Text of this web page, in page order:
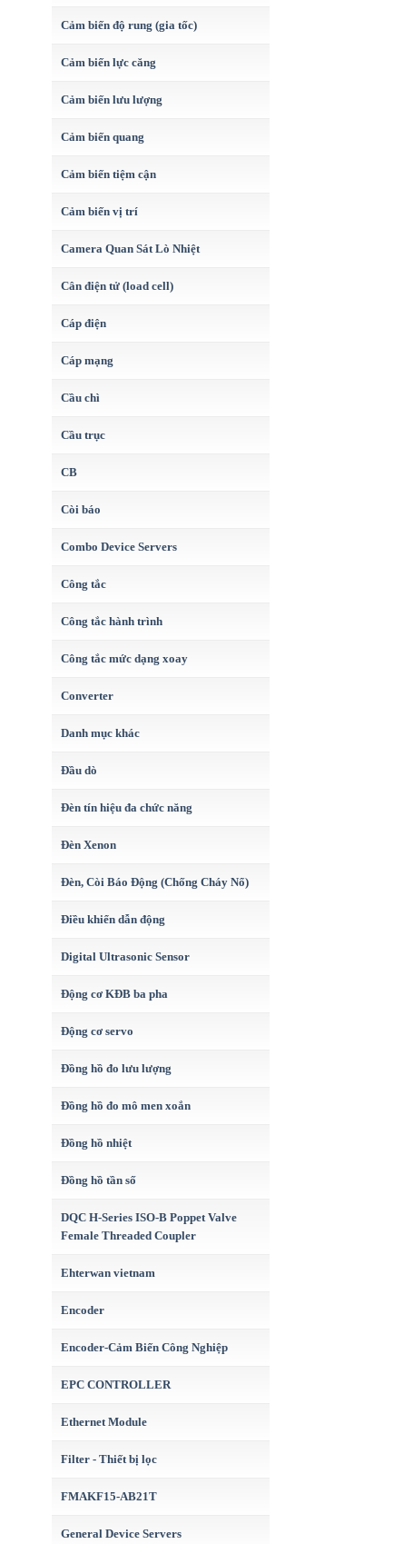
Cảm biến độ rung (gia tốc)
Cảm biến lực căng
Cảm biến lưu lượng
Cảm biến quang
Cảm biến tiệm cận
Cảm biến vị trí
Camera Quan Sát Lò Nhiệt
Cân điện tử (load cell)
Cáp điện
Cáp mạng
Cầu chì
Cầu trục
CB
Còi báo
Combo Device Servers
Công tắc
Công tắc hành trình
Công tắc mức dạng xoay
Converter
Danh mục khác
Đầu dò
Đèn tín hiệu đa chức năng
Đèn Xenon
Đèn, Còi Báo Động (Chống Cháy Nổ)
Điều khiển dẫn động
Digital Ultrasonic Sensor
Động cơ KĐB ba pha
Động cơ servo
Đồng hồ đo lưu lượng
Đồng hồ đo mô men xoắn
Đồng hồ nhiệt
Đồng hồ tần số
DQC H-Series ISO-B Poppet Valve
Female Threaded Coupler
Ehterwan vietnam
Encoder
Encoder-Cảm Biến Công Nghiệp
EPC CONTROLLER
Ethernet Module
Filter - Thiết bị lọc
FMAKF15-AB21T
General Device Servers